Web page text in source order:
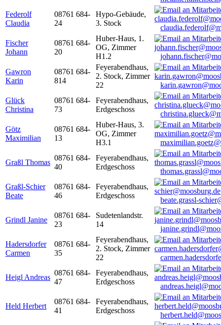
Federolf
Claudia
08761 684-
24
Hypo-Gebäude,
3. Stock
Fischer
Johann
08761 684-
20
Huber-Haus, 1.
OG, Zimmer
H1.2
Gawron
Karin
08761 684-
814
Feyerabendhaus,
2. Stock, Zimmer
22
Glück
Christina
08761 684-
73
Feyerabendhaus,
Erdgeschoss
Götz
Maximilian
08761 684-
13
Huber-Haus, 3.
OG, Zimmer
H3.1
Graßl Thomas
08761 684-
40
Feyerabendhaus,
Erdgeschoss
Graßl-Schier
Beate
08761 684-
46
Feyerabendhaus,
Erdgeschoss
beate.grassl-
Grindl Janine
08761 684-
23
Sudetenlandstr.
14
Hadersdorfer
Carmen
08761 684-
35
Feyerabendhaus,
2. Stock, Zimmer
22
Heigl Andreas
08761 684-
47
Feyerabendhaus,
Erdgeschoss
Held Herbert
08761 684-
41
Feyerabendhaus,
Erdgeschoss